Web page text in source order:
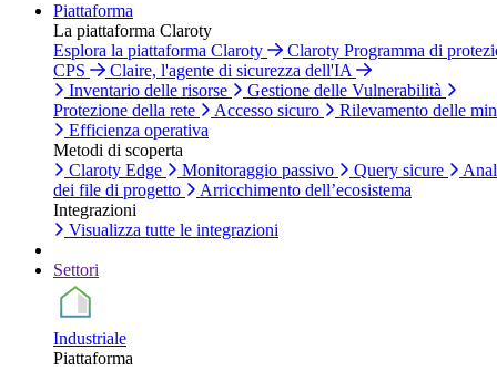
Piattaforma
La piattaforma Claroty
Esplora la piattaforma Claroty
Claroty Programma di
CPS
Claire, l'agente di sicurezza dell'IA
Inventario delle risorse
Gestione delle Vulnerabilità
Protezione della rete
Accesso sicuro
Rilevamento delle
Efficienza operativa
Metodi di scoperta
Claroty Edge
Monitoraggio passivo Query sicure
dei file di progetto
Arricchimento dell’ecosistema
Integrazioni
Visualizza tutte le integrazioni
Settori
Industriale
Piattaforma